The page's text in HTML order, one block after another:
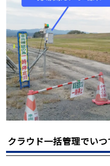
クラウド一括管理でい